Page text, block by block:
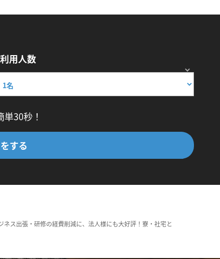
利用人数
30秒！
する
ス出張・研修の経費削減に、法人様にも大好評！寮・社宅と